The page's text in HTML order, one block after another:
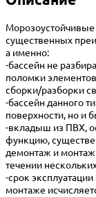
существенных
а именно:
-бассейн не
поломки
сборки/разборки
-бассейн данного
поверхности, но и
-вкладыш из ПВХ,
функцию,
демонтаж и монтаж
течении
-срок
монтаже